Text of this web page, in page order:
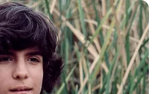
del caso, llega al
que entregaron testigos y
presunto victimario quien sería
de la mujer que acompañaba al
una serie de operativos de
de amigos, familiares y en
por esta persona.